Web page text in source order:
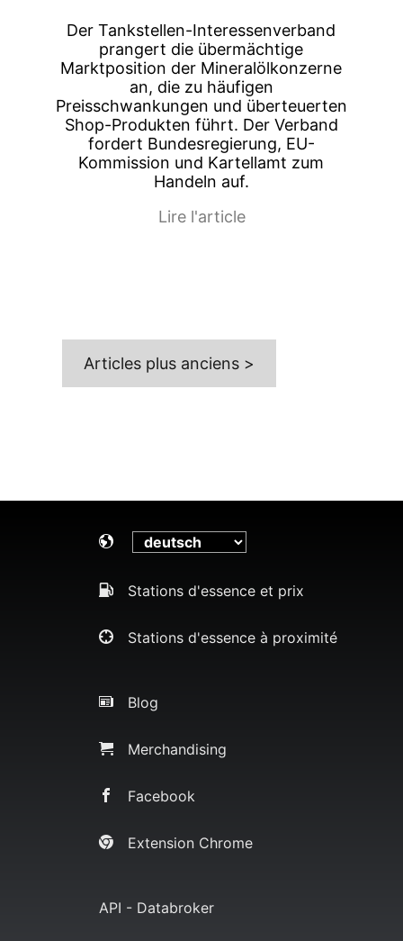
Der Tankstellen-Interessenverband
prangert die übermächtige
Marktposition der Mineralölkonzerne
an, die zu häufigen
Preisschwankungen und überteuerten
Shop-Produkten führt. Der Verband
fordert Bundesregierung, EU-
Kommission und Kartellamt zum
Handeln auf.
Lire l'article
Articles plus anciens >
Stations d'essence et prix
Stations d'essence à proximité
Blog
Merchandising
Facebook
Extension Chrome
API - Databroker